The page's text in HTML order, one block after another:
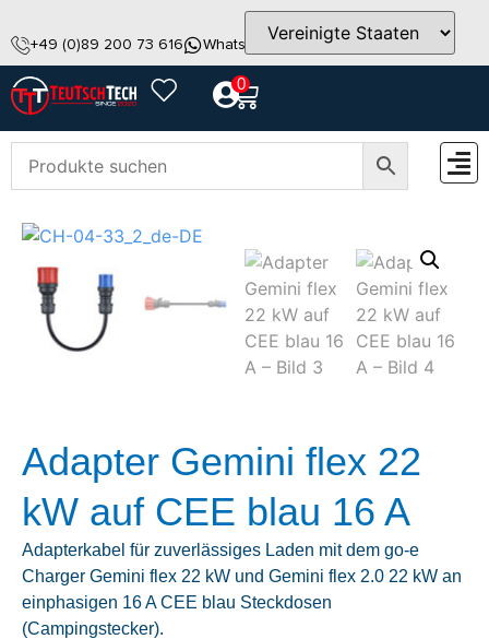
+49 (0)89 200 73 616 WhatsApp info@teutschtech.com
0
Adapter Gemini flex 22
kW auf CEE blau 16 A
Adapterkabel für zuverlässiges Laden mit dem go-e
Charger Gemini flex 22 kW und Gemini flex 2.0 22 kW an
einphasigen 16 A CEE blau Steckdosen
(Campingstecker).